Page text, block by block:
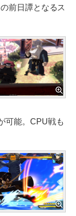
前日譚となるス
可能。CPU戦も